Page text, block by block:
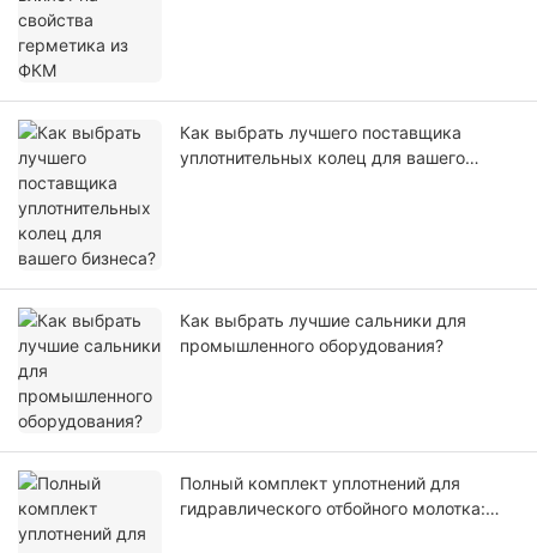
Как выбрать лучшего поставщика
уплотнительных колец для вашего
Как выбрать лучшие сальники для
промышленного оборудования?
Полный комплект уплотнений для
гидравлического отбойного молотка: